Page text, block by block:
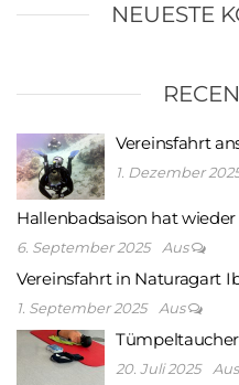
NEUESTE
Vereinsfahrt
1. Dezember
Hallenbadsaison hat
6. September 2025 Aus
Vereinsfahrt in Naturagart
1. September 2025 Aus
20. Juli 2025 Aus